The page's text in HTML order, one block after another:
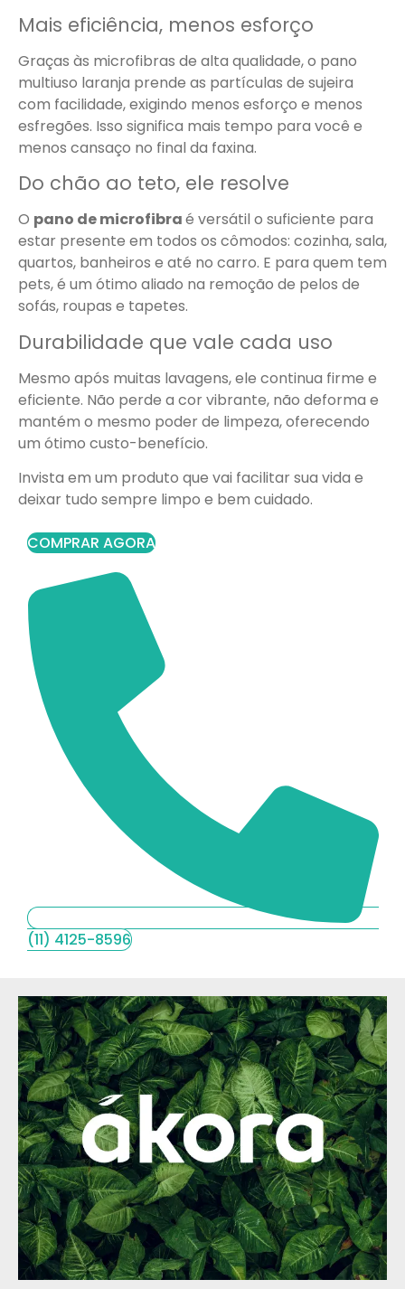
Mais eficiência, menos esforço
Graças às microfibras de alta qualidade, o pano
multiuso laranja prende as partículas de sujeira
com facilidade, exigindo menos esforço e menos
esfregões. Isso significa mais tempo para você e
menos cansaço no final da faxina.
Do chão ao teto, ele resolve
O pano de microfibraé versátil o suficiente para
estar presente em todos os cômodos: cozinha, sala,
quartos, banheiros e até no carro. E para quem tem
pets, é um ótimo aliado na remoção de pelos de
sofás, roupas e tapetes.
Durabilidade que vale cada uso
Mesmo após muitas lavagens, ele continua firme e
eficiente. Não perde a cor vibrante, não deforma e
mantém o mesmo poder de limpeza, oferecendo
um ótimo custo-benefício.
Invista em um produto que vai facilitar sua vida e
deixar tudo sempre limpo e bem cuidado.
COMPRAR AGORA
(11) 4125-8596